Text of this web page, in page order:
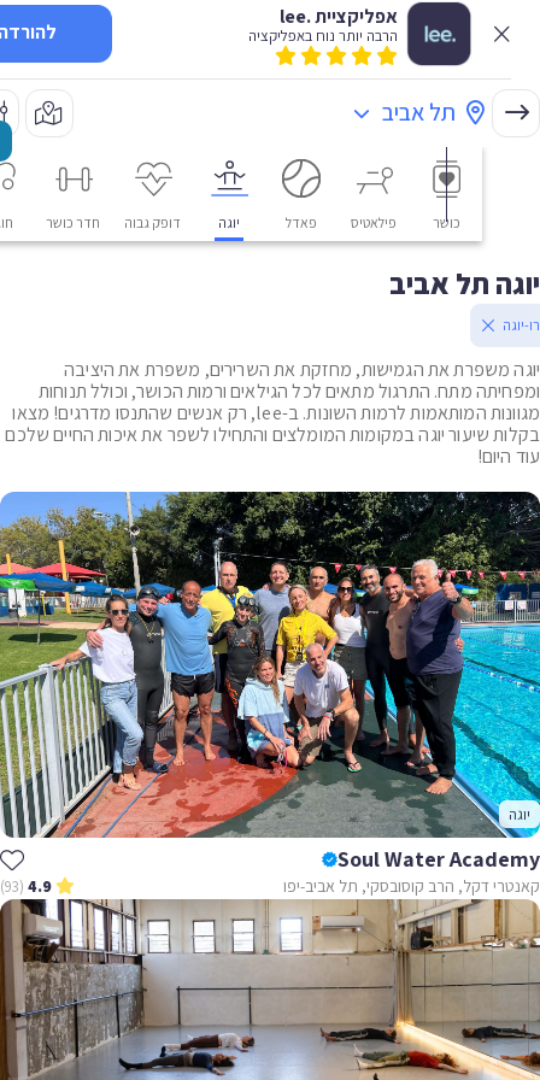
אפליקציית .lee
הרבה יותר נוח באפליקציה להורדה
תל אביב
פילאטיס פאדל דופק גבוה חדר כושר חוגים
תל אביב
משפרת את הגמישות, מחזקת את השרירים, משפרת את היציבה
מתח. התרגול מתאים לכל הגילאים ורמות הכושר, וכולל תנוחות
מגוונות המותאמות לרמות השונות. ב-lee, רק אנשים שהתנסו מדרגים! מצאו
שיעור יוגה במקומות המומלצים והתחילו לשפר את איכות החיים שלכם
Soul Water
דקל, הרב קוסובסקי, תל אביב-יפו 4.9
(93)